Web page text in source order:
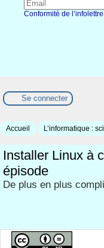
Conformité de
Se connecter
Accueil L’informatique :
Installer Linux à
épisode
De plus en plus